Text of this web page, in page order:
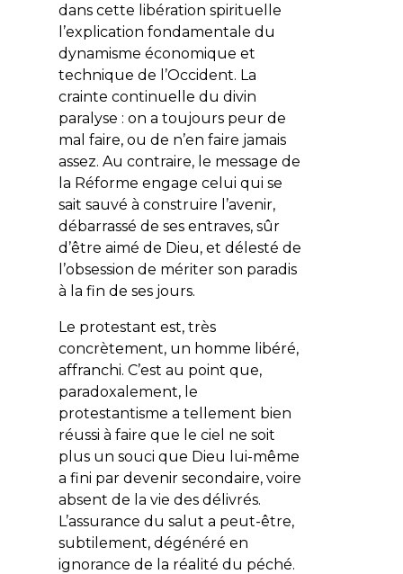
dans cette libération spirituelle
l’explication fondamentale du
dynamisme économique et
technique de l’Occident. La
crainte continuelle du divin
paralyse : on a toujours peur de
mal faire, ou de n’en faire jamais
assez. Au contraire, le message de
la Réforme engage celui qui se
sait sauvé à construire l’avenir,
débarrassé de ses entraves, sûr
d’être aimé de Dieu, et délesté de
l’obsession de mériter son paradis
à la fin de ses jours.
Le protestant est, très
concrètement, un homme libéré,
affranchi. C’est au point que,
paradoxalement, le
protestantisme a tellement bien
réussi à faire que le ciel ne soit
plus un souci que Dieu lui-même
a fini par devenir secondaire, voire
absent de la vie des délivrés.
L’assurance du salut a peut-être,
subtilement, dégénéré en
ignorance de la réalité du péché.